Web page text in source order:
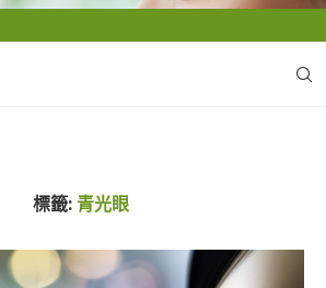
標籤: 青光眼